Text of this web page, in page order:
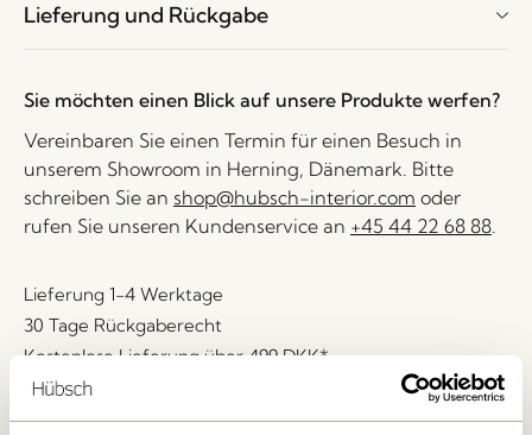
Lieferung und Rückgabe
Sie möchten einen Blick auf unsere Produkte werfen?
Vereinbaren Sie einen Termin für einen Besuch in
unserem Showroom in Herning, Dänemark. Bitte
schreiben Sie an shop@hubsch-interior.com oder
rufen Sie unseren Kundenservice an +45 44 22 68 88.
Lieferung 1-4 Werktage
30 Tage Rückgaberecht
Kostenlose Lieferung über499 DKK*